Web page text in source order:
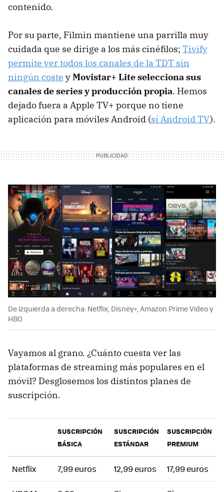
contenido.
Por su parte, Filmin mantiene una parrilla muy
cuidada que se dirige a los más cinéfilos; Tivify
permite ver todos los canales de la TDT sin
ningún coste yMovistar+ Lite selecciona sus
canales de series y producción propia. Hemos
dejado fuera a Apple TV+ porque no tiene
aplicación para móviles Android (sí Android TV).
De izquierda a derecha: Netflix, Disney+, Amazon Prime Video y
HBO
Vayamos al grano. ¿Cuánto cuesta ver las
plataformas de streaming más populares en el
móvil? Desglosemos los distintos planes de
suscripción.
SUSCRIPCIÓN
BÁSICA
SUSCRIPCIÓN
ESTÁNDAR
SUSCRIPCIÓN
PREMIUM
Netflix 7,99 euros 12,99 euros 17,99 euros